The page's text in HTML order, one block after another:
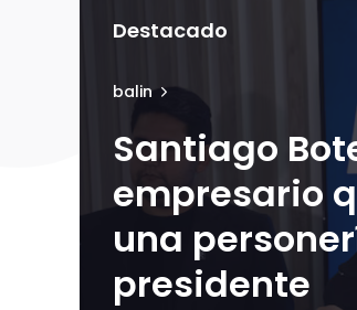
Destacado
balin
Santiago
empresario
una
presidente